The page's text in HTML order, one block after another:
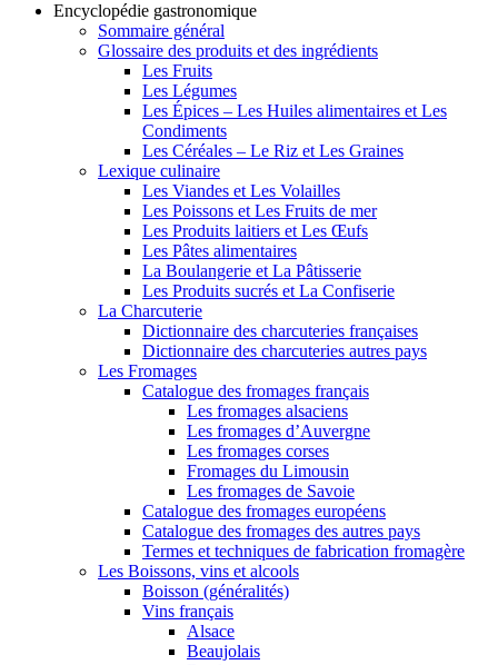
Encyclopédie gastronomique
Sommaire général
Glossaire des produits et des ingrédients
Les Fruits
Les Légumes
Les Épices – Les Huiles alimentaires et Les
Condiments
Les Céréales – Le Riz et Les Graines
Lexique culinaire
Les Viandes et Les Volailles
Les Poissons et Les Fruits de mer
Les Produits laitiers et Les Œufs
Les Pâtes alimentaires
La Boulangerie et La Pâtisserie
Les Produits sucrés et La Confiserie
La Charcuterie
Dictionnaire des charcuteries françaises
Dictionnaire des charcuteries autres pays
Les Fromages
Catalogue des fromages français
Les fromages alsaciens
Les fromages d’Auvergne
Les fromages corses
Fromages du Limousin
Les fromages de Savoie
Catalogue des fromages européens
Catalogue des fromages des autres pays
Termes et techniques de fabrication fromagère
Les Boissons, vins et alcools
Boisson (généralités)
Vins français
Alsace
Beaujolais